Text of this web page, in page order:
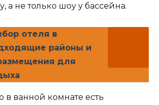
а не только шоу у бассейна.
отеля в
районы и
для
в ванной комнате есть